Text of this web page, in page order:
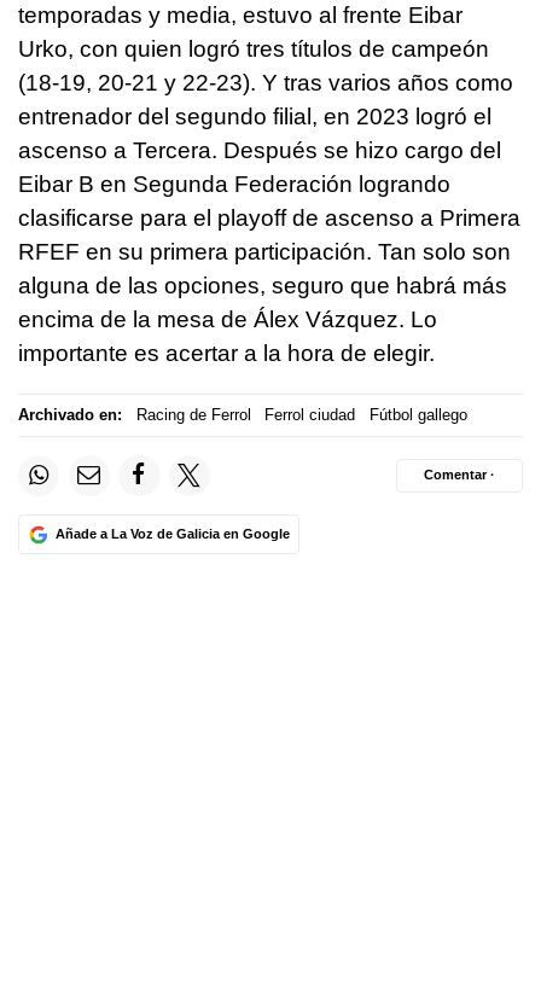
temporadas y media, estuvo al frente Eibar
Urko, con quien logró tres títulos de campeón
(18-19, 20-21 y 22-23). Y tras varios años como
entrenador del segundo filial, en 2023 logró el
ascenso a Tercera. Después se hizo cargo del
Eibar B en Segunda Federación logrando
clasificarse para el playoff de ascenso a Primera
RFEF en su primera participación. Tan solo son
alguna de las opciones, seguro que habrá más
encima de la mesa de Álex Vázquez. Lo
importante es acertar a la hora de elegir.
Archivado en: Racing de Ferrol Ferrol ciudad Fútbol gallego
Añade a La Voz de Galicia en Google
Comentar ·